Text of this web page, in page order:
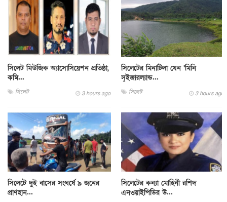
সিলেট মিউজিক অ্যাসোসিয়েশন প্রতিষ্ঠা,
কমি...
সিলেট 3 hours ago
সিলেটের মিনাটিলা যেন ‘মিনি
সুইজারল্যান্ড...
সিলেট 3 hours ago
সিলেটে দুই বাসের সংঘর্ষে ৯ জনের
প্রাণহান...
সিলেটের কন্যা মোহিনী রশিদ
এনওয়াইপিডির উ...